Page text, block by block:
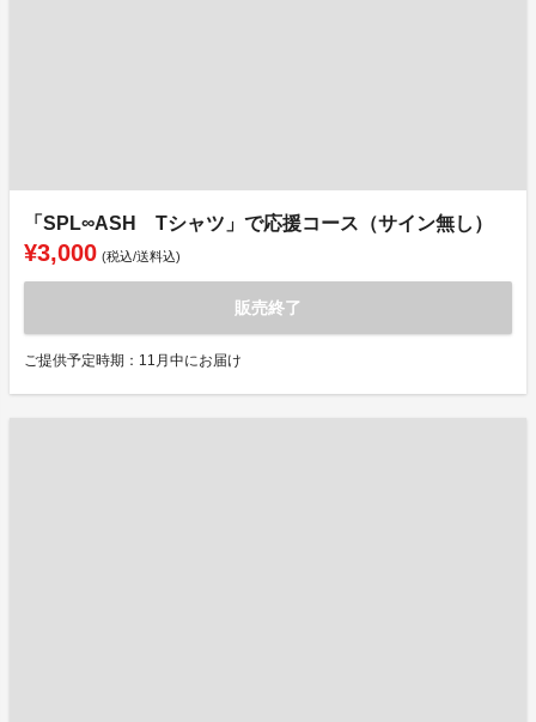
「SPL∞ASH Tシャツ」で応援コース（サイン無し）
¥3,000 (税込/送料込)
販売終了
ご提供予定時期：11月中にお届け